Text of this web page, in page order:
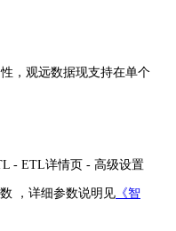
，观远数据现支持在单个
- ETL详情页 - 高级设置
，详细参数说明见 《智